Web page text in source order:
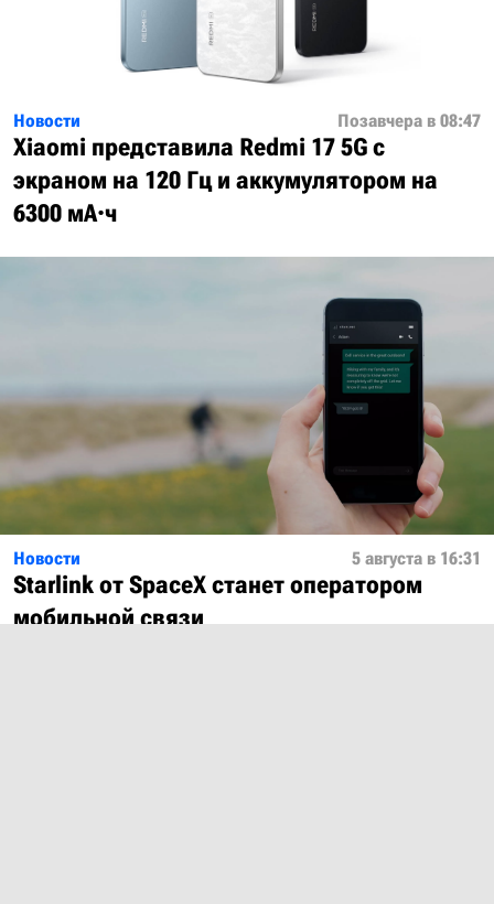
Новости Позавчера в 08:47
Xiaomi представила Redmi 17 5G с
экраном на 120 Гц и аккумулятором на
6300 мА·ч
Новости 5 августа в 16:31
Starlink от SpaceX станет оператором
мобильной связи